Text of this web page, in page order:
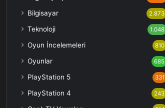
Bilgisayar 2.873
Teknoloji 1.048
Oyun İncelemeleri 810
Oyunlar 685
PlayStation 5 331
PlayStation 4 243